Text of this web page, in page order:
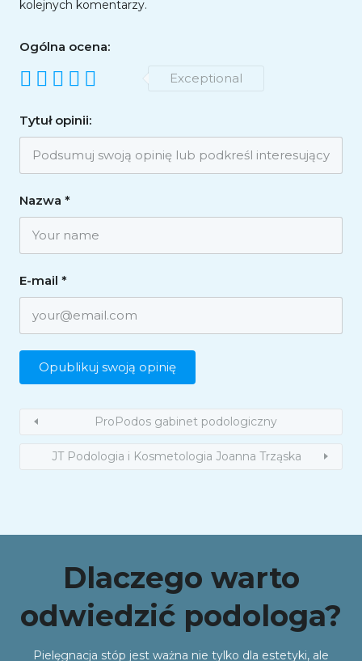
Nazwa *
E-mail *
kolejnych komentarzy.
Ogólna ocena:
Exceptional
Tytuł opinii:
ProPodos gabinet podologiczny
JT Podologia i Kosmetologia Joanna Trząska
Dlaczego warto
odwiedzić podologa?
Pielęgnacja stóp jest ważna nie tylko dla estetyki, ale